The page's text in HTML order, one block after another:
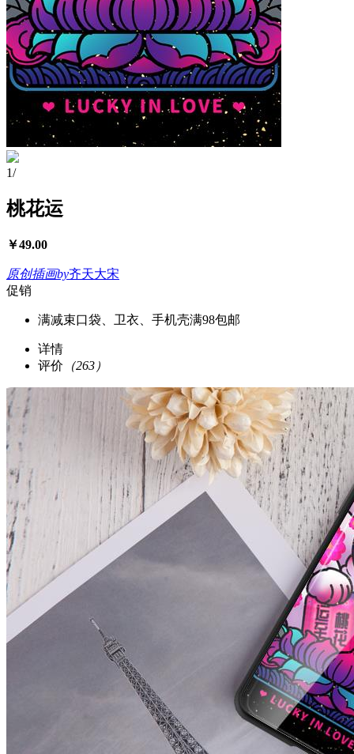
1/
桃花运
￥49.00
原创插画by齐天大宋
促销
满减束口袋、卫衣、手机壳满98包邮
详情
评价 （263）